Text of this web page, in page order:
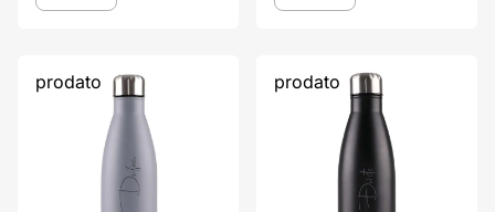
prodato prodato